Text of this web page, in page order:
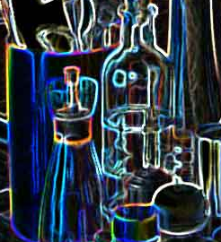
Camembert fondant au sirop
d'érable